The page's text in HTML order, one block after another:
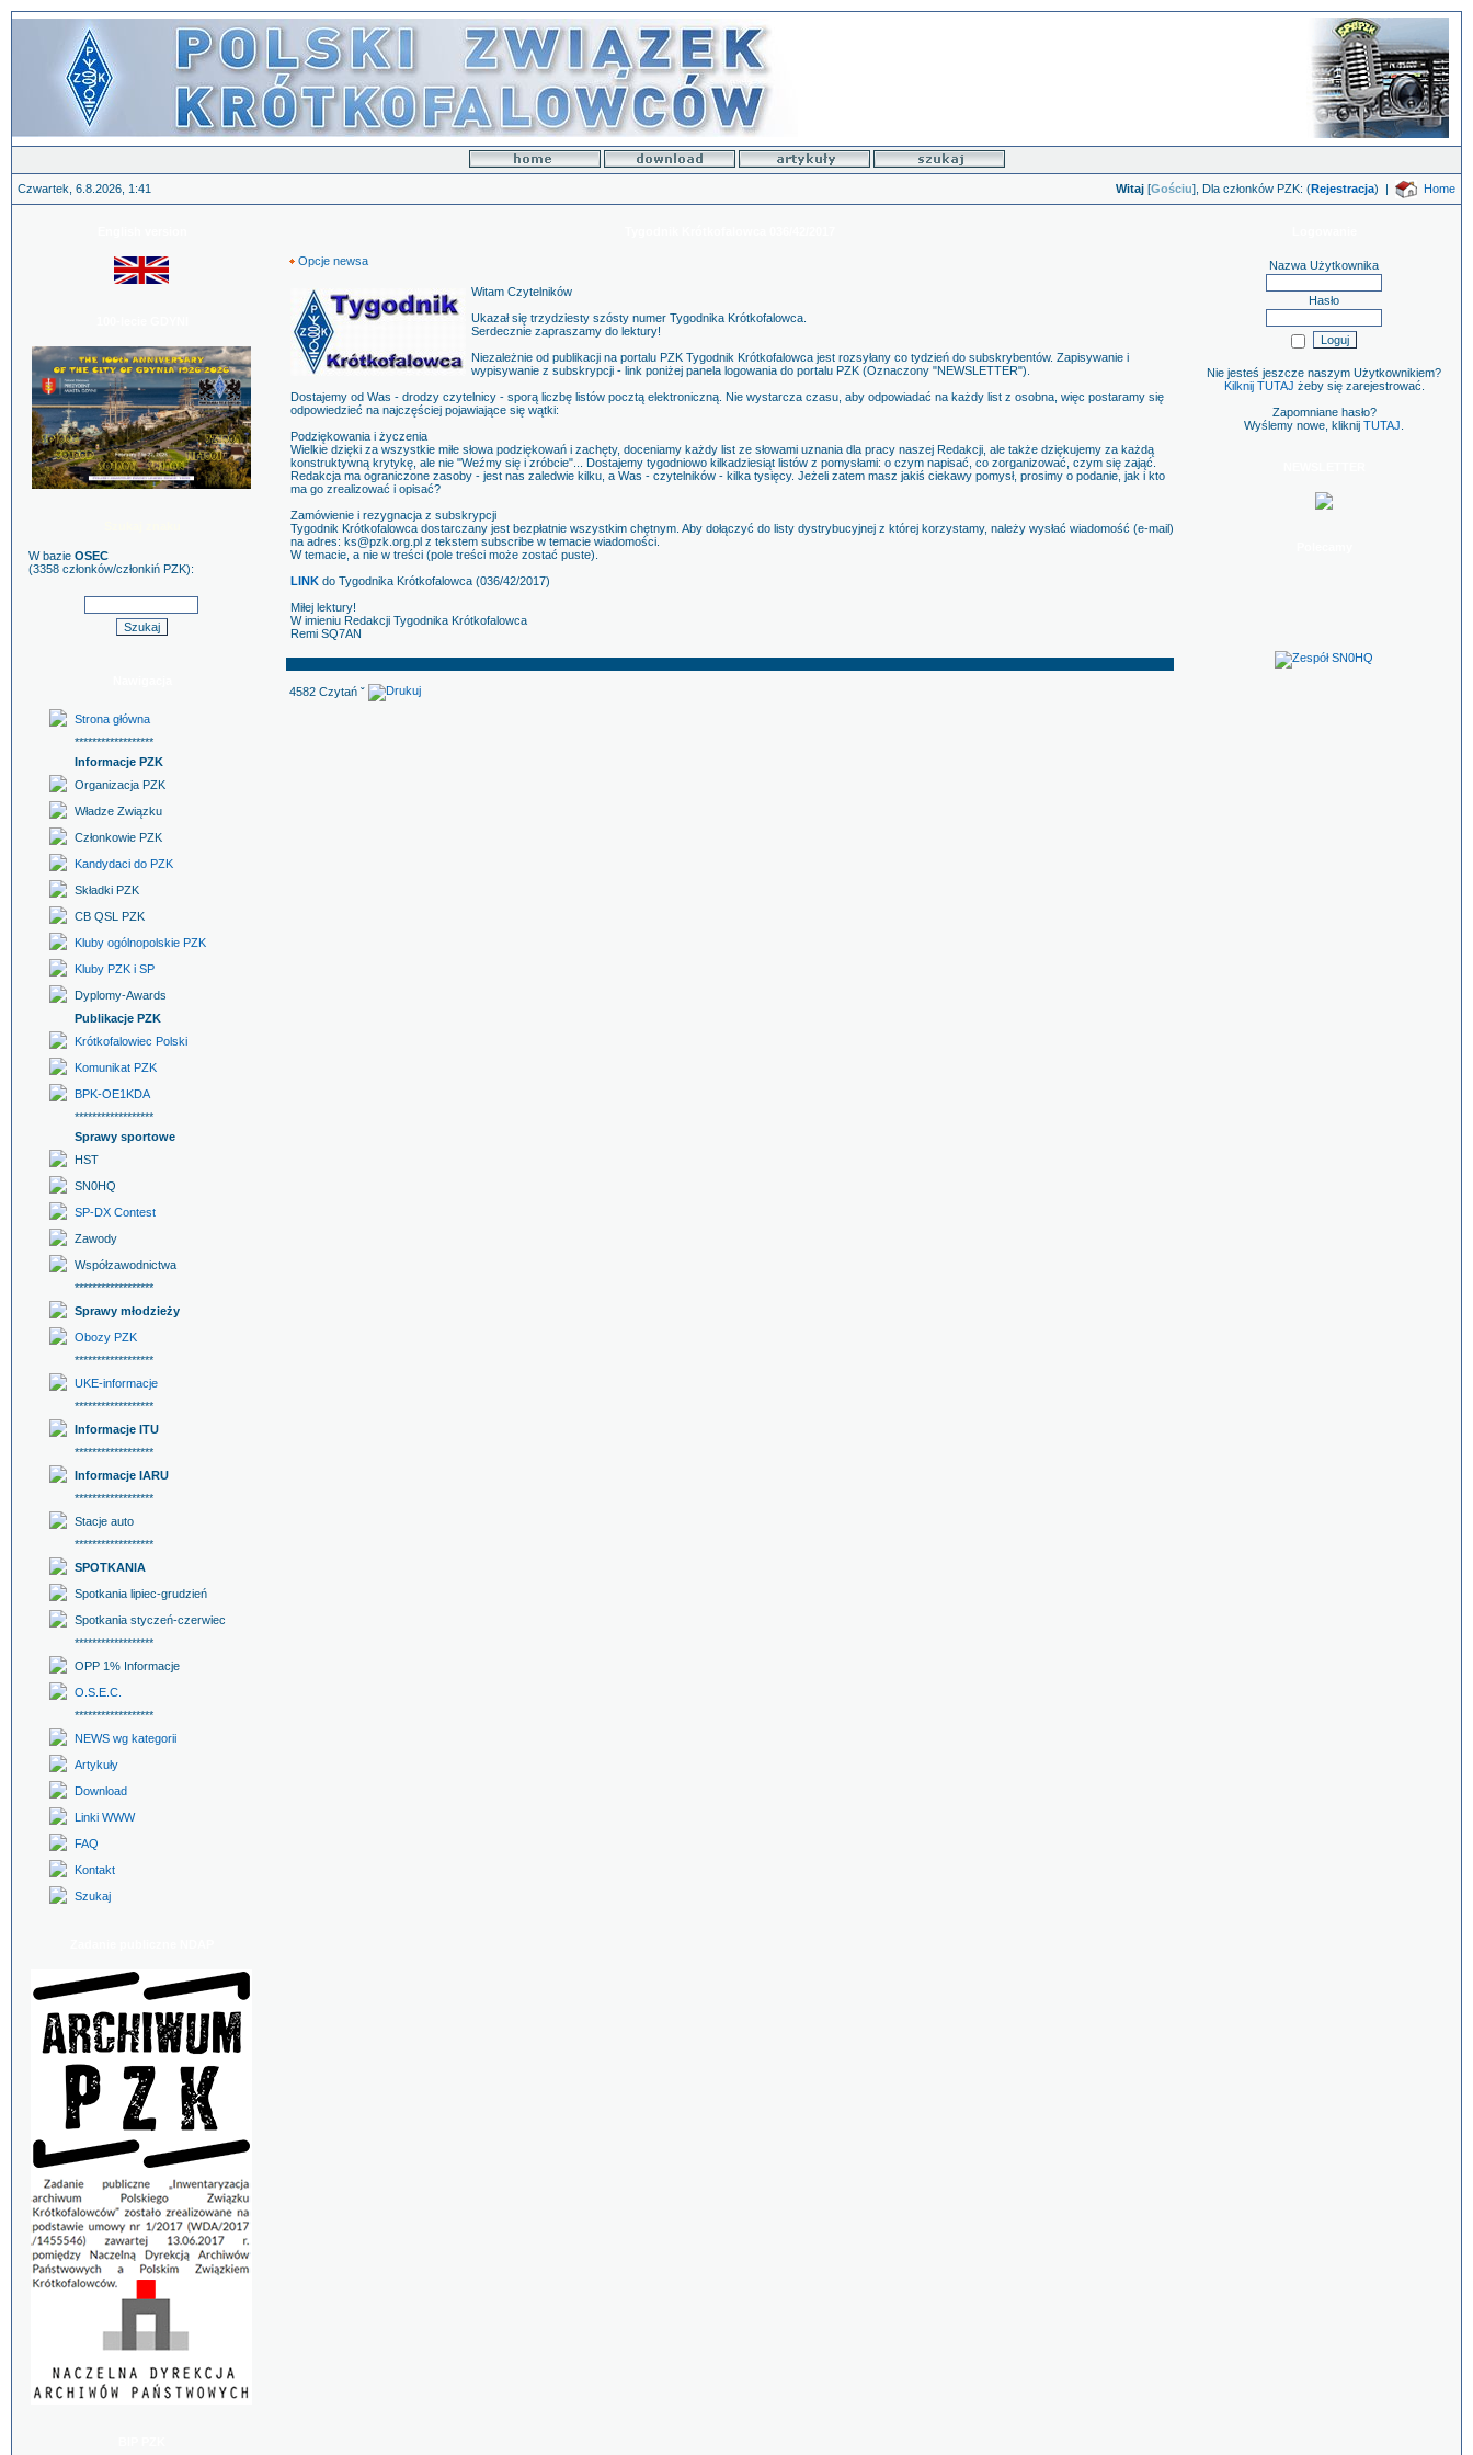
Czwartek, 6.8.2026, 1:41 Witaj [Gościu], Dla członków PZK: (Rejestracja) | Home
W bazie OSEC
(3358 członków/członkiń PZK):
Strona główna
******************
Informacje PZK
Organizacja PZK
Władze Związku
Członkowie PZK
Kandydaci do PZK
Składki PZK
CB QSL PZK
Kluby ogólnopolskie PZK
Kluby PZK i SP
Dyplomy-Awards
Publikacje PZK
Krótkofalowiec Polski
Komunikat PZK
BPK-OE1KDA
******************
Sprawy sportowe
HST
SN0HQ
SP-DX Contest
Zawody
Współzawodnictwa
******************
Sprawy młodzieży
Obozy PZK
******************
UKE-informacje
******************
Informacje ITU
******************
Informacje IARU
******************
Stacje auto
******************
SPOTKANIA
Spotkania lipiec-grudzień
Spotkania styczeń-czerwiec
******************
OPP 1% Informacje
O.S.E.C.
******************
NEWS wg kategorii
Artykuły
Download
Linki WWW
FAQ
Kontakt
Szukaj
Opcje newsa
Witam Czytelników
Ukazał się trzydziesty szósty numer Tygodnika Krótkofalowca.
Serdecznie zapraszamy do lektury!
Niezależnie od publikacji na portalu PZK Tygodnik Krótkofalowca jest rozsyłany co tydzień do subskrybentów. Zapisywanie i
wypisywanie z subskrypcji - link poniżej panela logowania do portalu PZK (Oznaczony "NEWSLETTER").
Dostajemy od Was - drodzy czytelnicy - sporą liczbę listów pocztą elektroniczną. Nie wystarcza czasu, aby odpowiadać na każdy list z osobna, więc postaramy się
odpowiedzieć na najczęściej pojawiające się wątki:
Podziękowania i życzenia
Wielkie dzięki za wszystkie miłe słowa podziękowań i zachęty, doceniamy każdy list ze słowami uznania dla pracy naszej Redakcji, ale także dziękujemy za każdą
konstruktywną krytykę, ale nie "Weźmy się i zróbcie"... Dostajemy tygodniowo kilkadziesiąt listów z pomysłami: o czym napisać, co zorganizować, czym się zająć.
Redakcja ma ograniczone zasoby - jest nas zaledwie kilku, a Was - czytelników - kilka tysięcy. Jeżeli zatem masz jakiś ciekawy pomysł, prosimy o podanie, jak i kto
ma go zrealizować i opisać?
Zamówienie i rezygnacja z subskrypcji
Tygodnik Krótkofalowca dostarczany jest bezpłatnie wszystkim chętnym. Aby dołączyć do listy dystrybucyjnej z której korzystamy, należy wysłać wiadomość (e-mail)
na adres: ks@pzk.org.pl z tekstem subscribe w temacie wiadomości.
W temacie, a nie w treści (pole treści może zostać puste).
LINK do Tygodnika Krótkofalowca (036/42/2017)
Miłej lektury!
W imieniu Redakcji Tygodnika Krótkofalowca
Remi SQ7AN
4582 Czytań ˇ
Nazwa Użytkownika
Hasło
Nie jesteś jeszcze naszym Użytkownikiem?
Kilknij TUTAJ żeby się zarejestrować.
Zapomniane hasło?
Wyślemy nowe, kliknij TUTAJ